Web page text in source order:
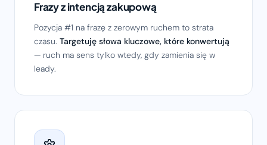
Frazy z intencją zakupową
Pozycja #1 na frazę z zerowym ruchem to strata
czasu. Targetuję słowa kluczowe, które konwertują
— ruch ma sens tylko wtedy, gdy zamienia się w
leady.